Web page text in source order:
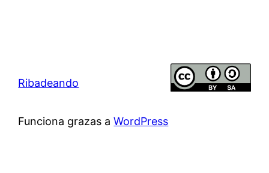
Ribadeando
Funciona grazas aWordPress